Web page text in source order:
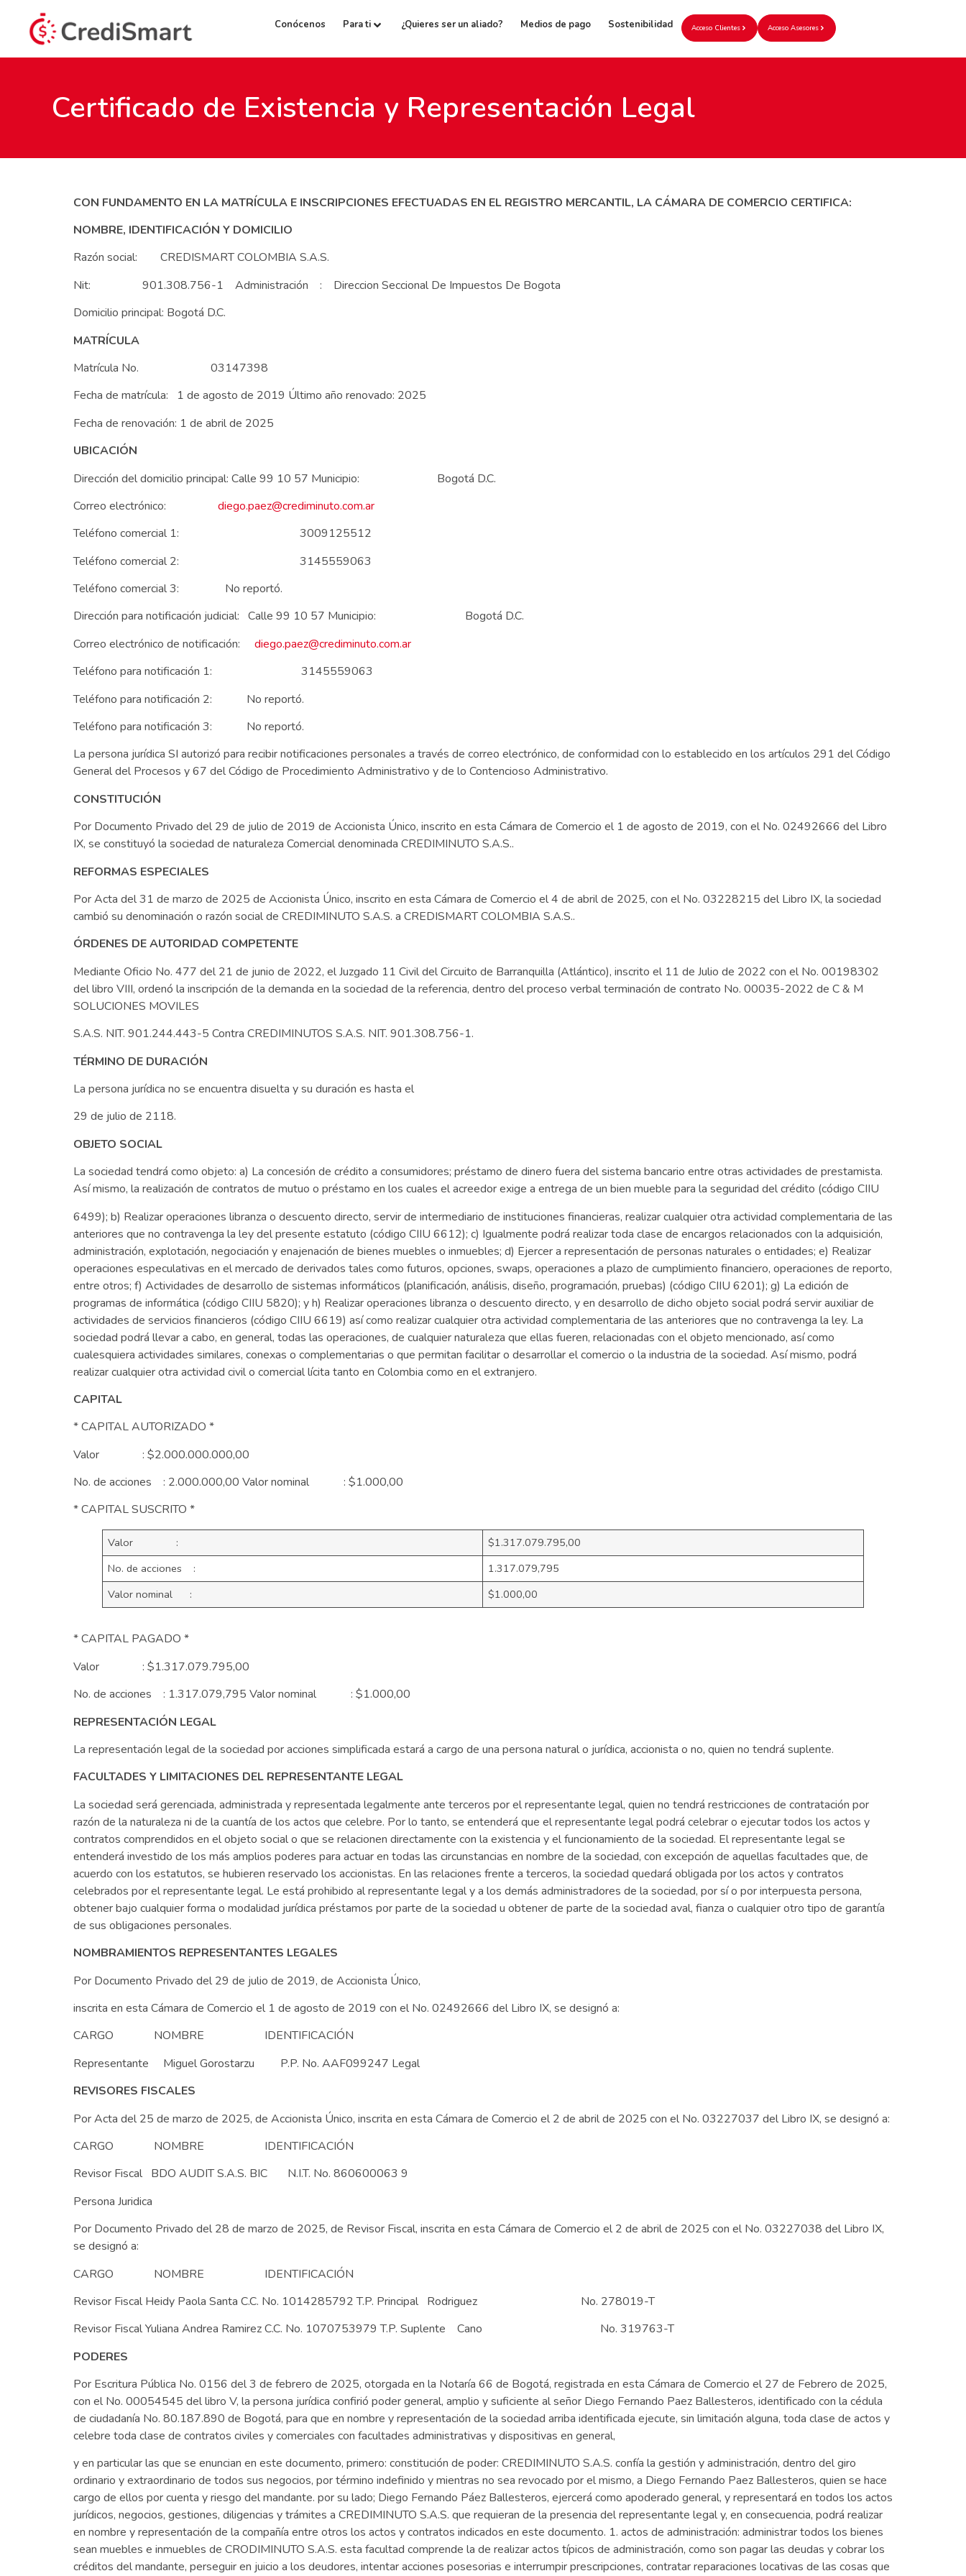
Conócenos Para ti ¿Quieres ser un aliado? Medios de pago Sostenibilidad Acceso Clientes Acceso Asesores
Certificado de Existencia y Representación Legal
CON FUNDAMENTO EN LA MATRÍCULA E INSCRIPCIONES EFECTUADAS EN EL REGISTRO MERCANTIL, LA CÁMARA DE COMERCIO CERTIFICA:
NOMBRE, IDENTIFICACIÓN Y DOMICILIO
Razón social: CREDISMART COLOMBIA S.A.S.
Nit: 901.308.756-1 Administración : Direccion Seccional De Impuestos De Bogota
Domicilio principal: Bogotá D.C.
MATRÍCULA
Matrícula No. 03147398
Fecha de matrícula: 1 de agosto de 2019 Último año renovado: 2025
Fecha de renovación: 1 de abril de 2025
UBICACIÓN
Dirección del domicilio principal: Calle 99 10 57 Municipio: Bogotá D.C.
Correo electrónico: diego.paez@crediminuto.com.ar
Teléfono comercial 1: 3009125512
Teléfono comercial 2: 3145559063
Teléfono comercial 3: No reportó.
Dirección para notificación judicial: Calle 99 10 57 Municipio: Bogotá D.C.
Correo electrónico de notificación: diego.paez@crediminuto.com.ar
Teléfono para notificación 1: 3145559063
Teléfono para notificación 2: No reportó.
Teléfono para notificación 3: No reportó.
La persona jurídica SI autorizó para recibir notificaciones personales a través de correo electrónico, de conformidad con lo establecido en los artículos 291 del Código
General del Procesos y 67 del Código de Procedimiento Administrativo y de lo Contencioso Administrativo.
CONSTITUCIÓN
Por Documento Privado del 29 de julio de 2019 de Accionista Único, inscrito en esta Cámara de Comercio el 1 de agosto de 2019, con el No. 02492666 del Libro
IX, se constituyó la sociedad de naturaleza Comercial denominada CREDIMINUTO S.A.S..
REFORMAS ESPECIALES
Por Acta del 31 de marzo de 2025 de Accionista Único, inscrito en esta Cámara de Comercio el 4 de abril de 2025, con el No. 03228215 del Libro IX, la sociedad
cambió su denominación o razón social de CREDIMINUTO S.A.S. a CREDISMART COLOMBIA S.A.S..
ÓRDENES DE AUTORIDAD COMPETENTE
Mediante Oficio No. 477 del 21 de junio de 2022, el Juzgado 11 Civil del Circuito de Barranquilla (Atlántico), inscrito el 11 de Julio de 2022 con el No. 00198302
del libro VIII, ordenó la inscripción de la demanda en la sociedad de la referencia, dentro del proceso verbal terminación de contrato No. 00035-2022 de C & M
SOLUCIONES MOVILES
S.A.S. NIT. 901.244.443-5 Contra CREDIMINUTOS S.A.S. NIT. 901.308.756-1.
TÉRMINO DE DURACIÓN
La persona jurídica no se encuentra disuelta y su duración es hasta el
29 de julio de 2118.
OBJETO SOCIAL
La sociedad tendrá como objeto: a) La concesión de crédito a consumidores; préstamo de dinero fuera del sistema bancario entre otras actividades de prestamista.
Así mismo, la realización de contratos de mutuo o préstamo en los cuales el acreedor exige a entrega de un bien mueble para la seguridad del crédito (código CIIU
6499); b) Realizar operaciones libranza o descuento directo, servir de intermediario de instituciones financieras, realizar cualquier otra actividad complementaria de las
anteriores que no contravenga la ley del presente estatuto (código CIIU 6612); c) Igualmente podrá realizar toda clase de encargos relacionados con la adquisición,
administración, explotación, negociación y enajenación de bienes muebles o inmuebles; d) Ejercer a representación de personas naturales o entidades; e) Realizar
operaciones especulativas en el mercado de derivados tales como futuros, opciones, swaps, operaciones a plazo de cumplimiento financiero, operaciones de reporto,
entre otros; f) Actividades de desarrollo de sistemas informáticos (planificación, análisis, diseño, programación, pruebas) (código CIIU 6201); g) La edición de
programas de informática (código CIIU 5820); y h) Realizar operaciones libranza o descuento directo, y en desarrollo de dicho objeto social podrá servir auxiliar de
actividades de servicios financieros (código CIIU 6619) así como realizar cualquier otra actividad complementaria de las anteriores que no contravenga la ley. La
sociedad podrá llevar a cabo, en general, todas las operaciones, de cualquier naturaleza que ellas fueren, relacionadas con el objeto mencionado, así como
cualesquiera actividades similares, conexas o complementarias o que permitan facilitar o desarrollar el comercio o la industria de la sociedad. Así mismo, podrá
realizar cualquier otra actividad civil o comercial lícita tanto en Colombia como en el extranjero.
CAPITAL
* CAPITAL AUTORIZADO *
Valor : $2.000.000.000,00
No. de acciones : 2.000.000,00 Valor nominal : $1.000,00
* CAPITAL SUSCRITO *
Valor :
$1.317.079.795,00
No. de acciones :
1.317.079,795
Valor nominal :
$1.000,00
* CAPITAL PAGADO *
Valor : $1.317.079.795,00
No. de acciones : 1.317.079,795 Valor nominal : $1.000,00
REPRESENTACIÓN LEGAL
La representación legal de la sociedad por acciones simplificada estará a cargo de una persona natural o jurídica, accionista o no, quien no tendrá suplente.
FACULTADES Y LIMITACIONES DEL REPRESENTANTE LEGAL
La sociedad será gerenciada, administrada y representada legalmente ante terceros por el representante legal, quien no tendrá restricciones de contratación por
razón de la naturaleza ni de la cuantía de los actos que celebre. Por lo tanto, se entenderá que el representante legal podrá celebrar o ejecutar todos los actos y
contratos comprendidos en el objeto social o que se relacionen directamente con la existencia y el funcionamiento de la sociedad. El representante legal se
entenderá investido de los más amplios poderes para actuar en todas las circunstancias en nombre de la sociedad, con excepción de aquellas facultades que, de
acuerdo con los estatutos, se hubieren reservado los accionistas. En las relaciones frente a terceros, la sociedad quedará obligada por los actos y contratos
celebrados por el representante legal. Le está prohibido al representante legal y a los demás administradores de la sociedad, por sí o por interpuesta persona,
obtener bajo cualquier forma o modalidad jurídica préstamos por parte de la sociedad u obtener de parte de la sociedad aval, fianza o cualquier otro tipo de garantía
de sus obligaciones personales.
NOMBRAMIENTOS REPRESENTANTES LEGALES
Por Documento Privado del 29 de julio de 2019, de Accionista Único,
inscrita en esta Cámara de Comercio el 1 de agosto de 2019 con el No. 02492666 del Libro IX, se designó a:
CARGO NOMBRE IDENTIFICACIÓN
Representante Miguel Gorostarzu P.P. No. AAF099247 Legal
REVISORES FISCALES
Por Acta del 25 de marzo de 2025, de Accionista Único, inscrita en esta Cámara de Comercio el 2 de abril de 2025 con el No. 03227037 del Libro IX, se designó a:
CARGO NOMBRE IDENTIFICACIÓN
Revisor Fiscal BDO AUDIT S.A.S. BIC N.I.T. No. 860600063 9
Persona Juridica
Por Documento Privado del 28 de marzo de 2025, de Revisor Fiscal, inscrita en esta Cámara de Comercio el 2 de abril de 2025 con el No. 03227038 del Libro IX,
se designó a:
CARGO NOMBRE IDENTIFICACIÓN
Revisor Fiscal Heidy Paola Santa C.C. No. 1014285792 T.P. Principal Rodriguez No. 278019-T
Revisor Fiscal Yuliana Andrea Ramirez C.C. No. 1070753979 T.P. Suplente Cano No. 319763-T
PODERES
Por Escritura Pública No. 0156 del 3 de febrero de 2025, otorgada en la Notaría 66 de Bogotá, registrada en esta Cámara de Comercio el 27 de Febrero de 2025,
con el No. 00054545 del libro V, la persona jurídica confirió poder general, amplio y suficiente al señor Diego Fernando Paez Ballesteros, identificado con la cédula
de ciudadanía No. 80.187.890 de Bogotá, para que en nombre y representación de la sociedad arriba identificada ejecute, sin limitación alguna, toda clase de actos y
celebre toda clase de contratos civiles y comerciales con facultades administrativas y dispositivas en general,
y en particular las que se enuncian en este documento, primero: constitución de poder: CREDIMINUTO S.A.S. confía la gestión y administración, dentro del giro
ordinario y extraordinario de todos sus negocios, por término indefinido y mientras no sea revocado por el mismo, a Diego Fernando Paez Ballesteros, quien se hace
cargo de ellos por cuenta y riesgo del mandante. por su lado; Diego Fernando Páez Ballesteros, ejercerá como apoderado general, y representará en todos los actos
jurídicos, negocios, gestiones, diligencias y trámites a CREDIMINUTO S.A.S. que requieran de la presencia del representante legal y, en consecuencia, podrá realizar
en nombre y representación de la compañía entre otros los actos y contratos indicados en este documento. 1. actos de administración: administrar todos los bienes
sean muebles e inmuebles de CRODIMINUTO S.A.S. esta facultad comprende la de realizar actos típicos de administración, como son pagar las deudas y cobrar los
créditos del mandante, perseguir en juicio a los deudores, intentar acciones posesorias e interrumpir prescripciones, contratar reparaciones locativas de las cosas que